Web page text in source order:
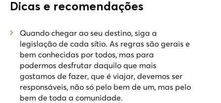
Dicas e recomendações
Quando chegar ao seu destino, siga a
legislação de cada sítio. As regras são gerais e
bem conhecidas por todos, mas para
podermos desfrutar daquilo que mais
gostamos de fazer, que é viajar, devemos ser
responsáveis, não só pelo bem de um, mas pelo
bem de toda a comunidade.